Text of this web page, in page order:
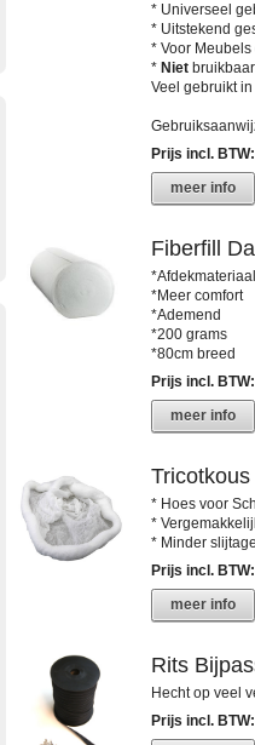
* Universeel
* Uitstekend
* Voor
* Nietbruikbaar
Veel gebruikt
Prijs incl. BTW:
meer info
Fiberfill
*Meer comfort
*Ademend
*200 grams
*80cm breed
Prijs incl. BTW:
meer info
* Hoes voor
*
* Minder
Prijs incl. BTW:
meer info
Rits
Hecht op veel
Prijs incl. BTW: